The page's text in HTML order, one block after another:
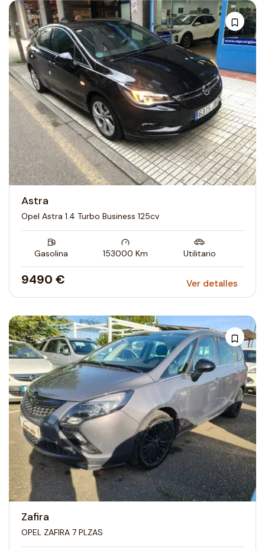
Astra
Opel Astra 1.4 Turbo Business 125cv
Gasolina 153000 Km Utilitario
9490 € Ver detalles
Zafira
OPEL ZAFIRA 7 PLZAS